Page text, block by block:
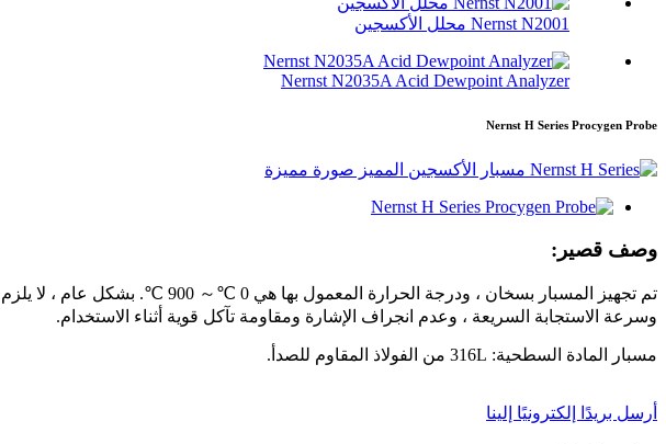
Nernst N2001 محلل الأكسجين
Nernst N2035A Acid Dewpoint Analyzer
Nernst H Series Procygen Probe
وصف قصير:
تم تجهيز المسبار بسخان ، ودرجة
وسرعة الاستجابة السريعة ، وعدم انجراف الإشارة ومقاومة تآكل قوية أثناء الاستخدام.
مسبار المادة السطحية: 316L من الفولاذ المقاوم للصدأ.
أرسل بريدًا إلكترونيًا إلينا